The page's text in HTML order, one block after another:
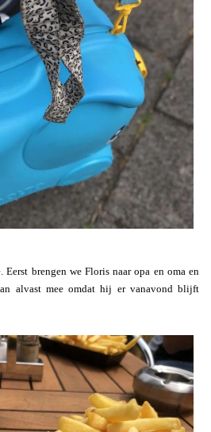
brengen we Floris naar opa en oma en
alvast mee omdat hij er vanavond blijft